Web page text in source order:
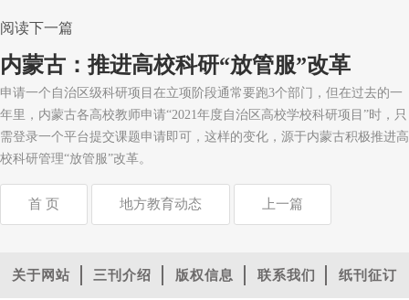
阅读下一篇
内蒙古：推进高校科研“放管服”改革
申请一个自治区级科研项目在立项阶段通常要跑3个部门，但在过去的一
年里，内蒙古各高校教师申请“2021年度自治区高校学校科研项目”时，只
需登录一个平台提交课题申请即可，这样的变化，源于内蒙古积极推进高
校科研管理“放管服”改革。
首 页 地方教育动态 上一篇
关于网站 三刊介绍 版权信息 联系我们 纸刊征订